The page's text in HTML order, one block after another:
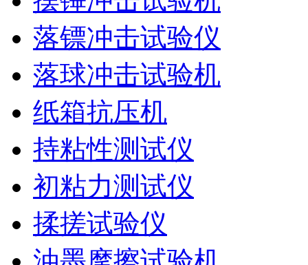
落镖冲击试验仪
落球冲击试验机
纸箱抗压机
持粘性测试仪
初粘力测试仪
揉搓试验仪